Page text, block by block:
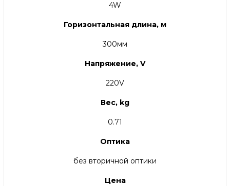
4W
Горизонтальная длина, м
300мм
Напряжение, V
220V
Вес, kg
0.71
Оптика
без вторичной оптики
Цена